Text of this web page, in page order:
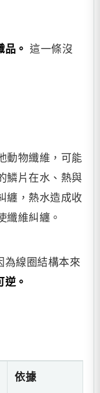
。 這一條沒
動物纖維，可能
鱗片在水、熱與
纏，熱水造成收
纖維糾纏。
為線圈結構本來
逆。
依據